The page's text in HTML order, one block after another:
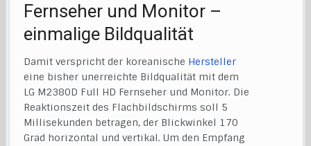
Fernseher und Monitor –
einmalige Bildqualität
Damit verspricht der koreanische Hersteller
eine bisher unerreichte Bildqualität mit dem
LG M2380D Full HD Fernseher und Monitor. Die
Reaktionszeit des Flachbildschirms soll 5
Millisekunden betragen, der Blickwinkel 170
Grad horizontal und vertikal. Um den Empfang